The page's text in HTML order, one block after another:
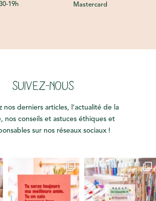
19h
Mastercard
SUIVEZ-NOUS
nos derniers articles, l’actualité de la
nos conseils et astuces éthiques et
sur nos réseaux sociaux !